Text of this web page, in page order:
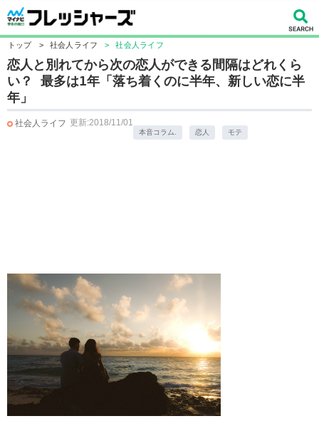
トップ > 社会人ライフ > 社会人ライフ
恋人と別れてから次の恋人ができる間隔はどれくら
い？ 最多は1年「落ち着くのに半年、新しい恋に半
年」
社会人ライフ 更新:2018/11/01
本音コラム. 恋人 モテ